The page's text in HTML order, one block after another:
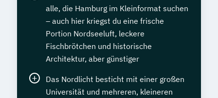
alle, die Hamburg im Kleinformat suchen
– auch hier kriegst du eine frische
Portion Nordseeluft, leckere
Fischbrötchen und historische
Architektur, aber günstiger
Das Nordlicht besticht mit einer großen
Universität und mehreren, kleineren